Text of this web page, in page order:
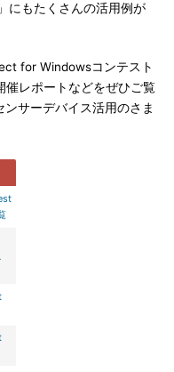
」にもたくさんの活用例が
for Windowsコンテスト
催レポートなどをぜひご覧
サーデバイス活用のさま